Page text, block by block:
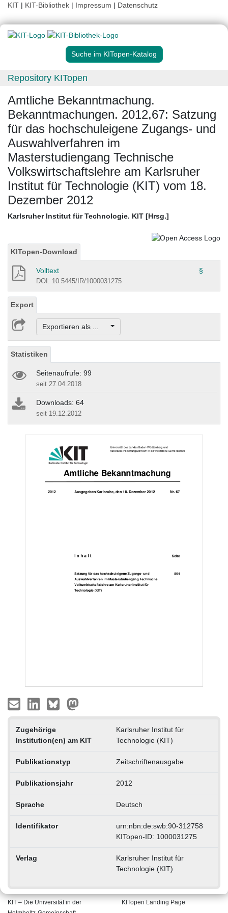
KIT | KIT-Bibliothek | Impressum | Datenschutz
Suche im KITopen-Katalog
Repository KITopen
Amtliche Bekanntmachung.
Bekanntmachungen. 2012,67: Satzung
für das hochschuleigene Zugangs- und
Auswahlverfahren im
Masterstudiengang Technische
Volkswirtschaftslehre am Karlsruher
Institut für Technologie (KIT) vom 18.
Dezember 2012
Karlsruher Institut für Technologie. KIT [Hrsg.]
KITopen-Download
Volltext §
DOI: 10.5445/IR/1000031275
Export
Exportieren als ...
Statistiken
Seitenaufrufe: 99
seit 27.04.2018
Downloads: 64
seit 19.12.2012
Zugehörige
Institution(en) am KIT
Karlsruher Institut für
Technologie (KIT)
Publikationstyp Zeitschriftenausgabe
Publikationsjahr 2012
Sprache Deutsch
Identifikator
urn:nbn:de:swb:90-312758
KITopen-ID: 1000031275
Verlag
Karlsruher Institut für
Technologie (KIT)
KIT – Die Universität in der
KITopen Landing Page